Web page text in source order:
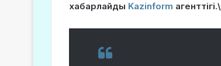
хабарлайды Kazinform агенттігі.\